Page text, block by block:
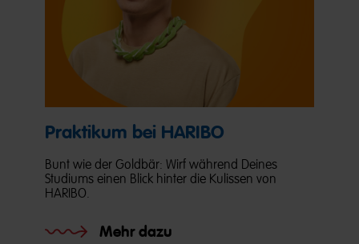
Praktikum bei HARIBO
Bunt wie der Goldbär: Wirf während Deines
Studiums einen Blick hinter die Kulissen von
HARIBO.
Mehr dazu